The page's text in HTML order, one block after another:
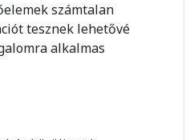
számtalan
tesznek lehetővé
alkalmas